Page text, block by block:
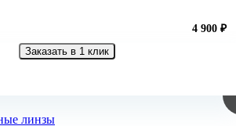
4 900 ₽
Заказать в 1 клик